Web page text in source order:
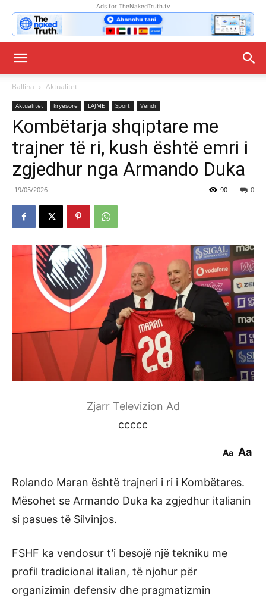
Ads for TheNakedTruth.tv
Ballina Aktualitet
Aktualitet kryesore LAJME Sport Vendi
Kombëtarja shqiptare me
trajner të ri, kush është emri i
zgjedhur nga Armando Duka
19/05/2026 0
90
Zjarr Televizion Ad
ccccc
Aa Aa
Rolando Maran është trajneri i ri i Kombëtares.
Mësohet se Armando Duka ka zgjedhur italianin
si pasues të Silvinjos.
FSHF ka vendosur t’i besojë një tekniku me
profil tradicional italian, të njohur për
organizimin defensiv dhe pragmatizmin